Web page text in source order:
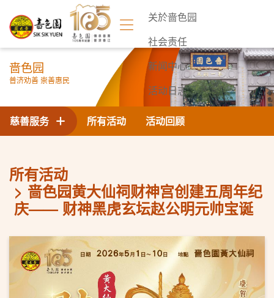
关於啬色园
社会责任
新闻中心
活动日志
联络我们
啬色园
普济劝善 崇善惠民
所有活动 活动回顾
慈善服务
所有活动
啬色园黄大仙祠财神宫创建五周年纪
庆—— 财神黑虎玄坛赵公明元帅宝诞